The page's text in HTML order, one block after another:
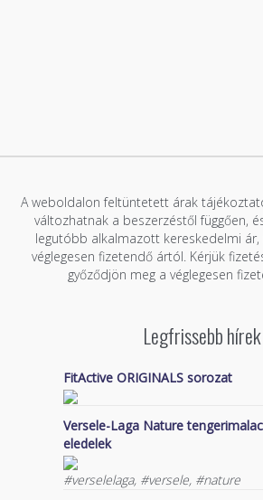
A weboldalon feltüntetett árak
változhatnak a beszerzéstől függően,
legutóbb alkalmazott kereskedelmi
véglegesen fizetendő ártól. Kérjük
győződjön meg a véglegesen
Legfrissebb hírek
FitActive ORIGINALS sorozat
Versele-Laga Nature
eledelek
#verselelaga, #versele, #nature